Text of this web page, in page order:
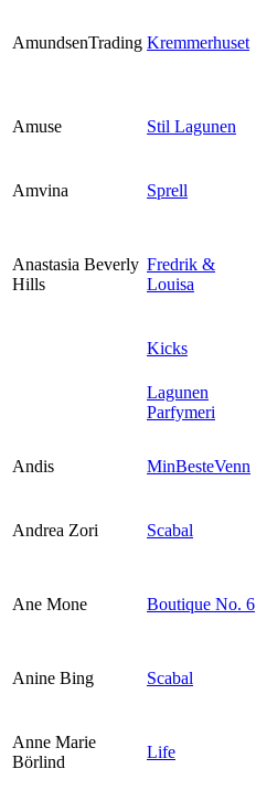
AmundsenTrading Kremmerhuset
Amuse Stil Lagunen
Amvina Sprell
Anastasia Beverly
Hills
Fredrik &
Louisa
Kicks
Lagunen
Parfymeri
Andis MinBesteVenn
Andrea Zori Scabal
Ane Mone Boutique No. 6
Anine Bing Scabal
Anne Marie
Börlind
Life